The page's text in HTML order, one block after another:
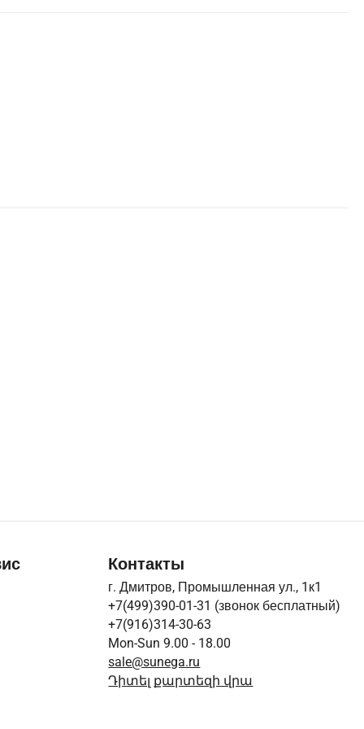
Контакты
г. Дмитров, Промышленная ул., 1к1
+7(499)390-01-31 (звонок бесплатный)
+7(916)314-30-63
Mon-Sun 9.00 - 18.00
sale@sunega.ru
Դիտել քարտեզի վրա